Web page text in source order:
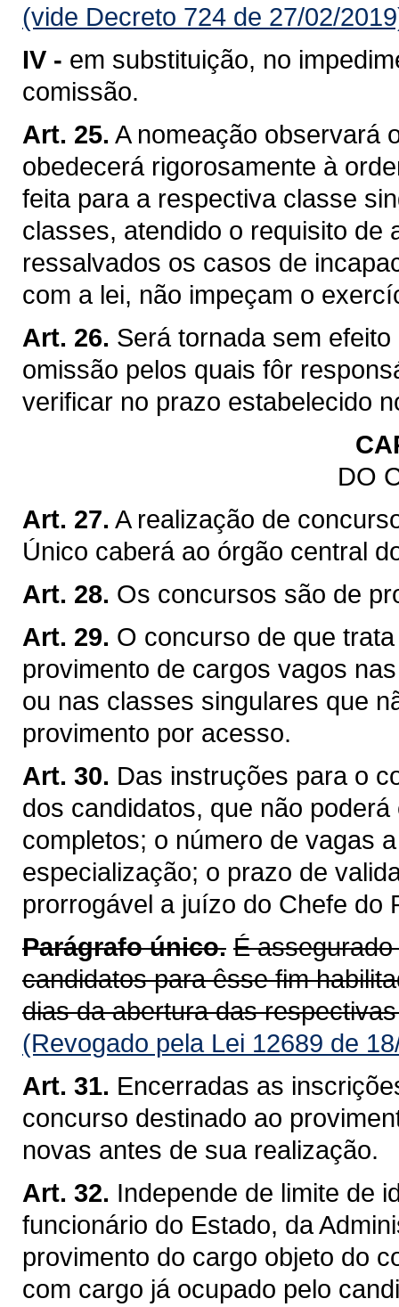
(vide Decreto 724 de 27/02/
IV - em substituição, no
comissão.
Art. 25. A nomeação observará
obedecerá rigorosamente à
feita para a respectiva classe
classes, atendido o requisito de
ressalvados os casos de
com a lei, não impeçam o
Art. 26. Será tornada sem
omissão pelos quais fôr
verificar no prazo estabelecido
DO
Art. 27. A realização de
Único caberá ao órgão central
Art. 28. Os concursos são de
Art. 29. O concurso de que
provimento de cargos vagos
ou nas classes singulares que
provimento por acesso.
Art. 30. Das instruções para o
dos candidatos, que não
completos; o número de vagas
especialização; o prazo de
prorrogável a juízo do Chefe do
Parágrafo único. É
candidatos para êsse fim
dias da abertura das
(Revogado pela Lei 12689 de
Art. 31. Encerradas as
concurso destinado ao
novas antes de sua realização.
Art. 32. Independe de limite de
funcionário do Estado, da
provimento do cargo objeto do
com cargo já ocupado pelo